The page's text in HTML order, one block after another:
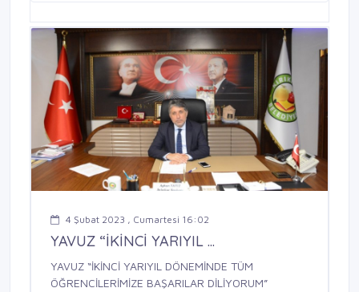
4 Şubat 2023 , Cumartesi 16:02
YAVUZ “İKİNCİ YARIYIL ...
YAVUZ “İKİNCİ YARIYIL DÖNEMİNDE TÜM
ÖĞRENCİLERİMİZE BAŞARILAR DİLİYORUM”